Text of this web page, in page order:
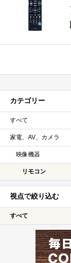
カテゴリー
すべて
家電、AV、カメラ
映像機器
リモコン
視点で絞り込む
すべて